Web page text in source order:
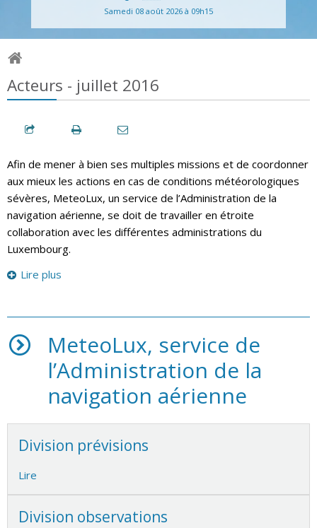
Samedi 08 août 2026 à 09h15
Acteurs - juillet 2016
Afin de mener à bien ses multiples missions et de coordonner
aux mieux les actions en cas de conditions météorologiques
sévères, MeteoLux, un service de l’Administration de la
navigation aérienne, se doit de travailler en étroite
collaboration avec les différentes administrations du
Luxembourg.
Lire plus
MeteoLux, service de
l’Administration de la
navigation aérienne
Division prévisions
Lire
Division observations